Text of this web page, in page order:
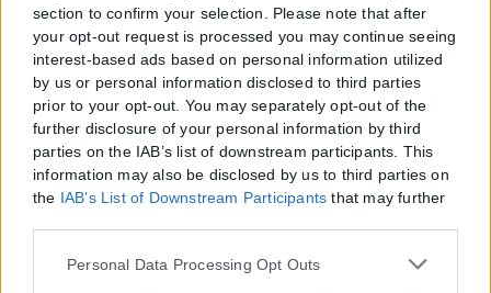
section to confirm your selection. Please note that after
your opt-out request is processed you may continue seeing
interest-based ads based on personal information utilized
by us or personal information disclosed to third parties
prior to your opt-out. You may separately opt-out of the
further disclosure of your personal information by third
parties on the IAB’s list of downstream participants. This
information may also be disclosed by us to third parties on
the IAB’s List of Downstream Participants that may further
Please note that this website/app uses one or more Google
Personal Data Processing Opt Outs